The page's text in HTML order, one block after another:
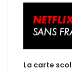
La carte